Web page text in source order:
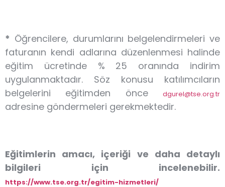
* Öğrencilere, durumlarını belgelendirmeleri ve
faturanın kendi adlarına düzenlenmesi halinde
eğitim ücretinde % 25 oranında indirim
uygulanmaktadır. Söz konusu katılımcıların
belgelerini eğitimden önce
dgurel@tse.org.tr
adresine göndermeleri gerekmektedir.
Eğitimlerin amacı, içeriği ve daha detaylı
bilgileri için incelenebilir.
https://www.tse.org.tr/egitim-hizmetleri/